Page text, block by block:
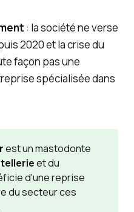
: la société ne verse
2020 et la crise du
façon pas une
spécialisée dans
est un mastodonte
et du
d'une reprise
du secteur ces